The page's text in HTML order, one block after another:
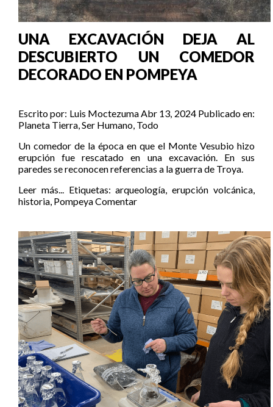
UNA EXCAVACIÓN DEJA AL
DESCUBIERTO UN COMEDOR
DECORADO EN POMPEYA
Escrito por: Luis MoctezumaAbr 13, 2024 Publicado en:
Planeta Tierra,Ser Humano, Todo
Un comedor de la época en que el Monte Vesubio hizo
erupción fue rescatado en una excavación. En sus
paredes se reconocen referencias a la guerra de Troya.
Leer más... Etiquetas:arqueología,erupción volcánica,
historia, PompeyaComentar